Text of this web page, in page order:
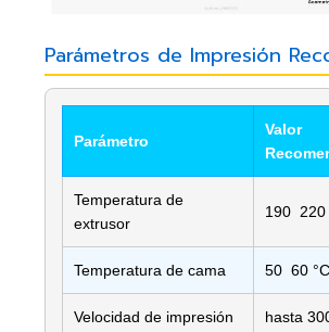
Parámetros de Impresión
Parámetro
Valor
Temperatura de
extrusor
190 
Temperatura de cama 50  60
Velocidad de impresión hasta